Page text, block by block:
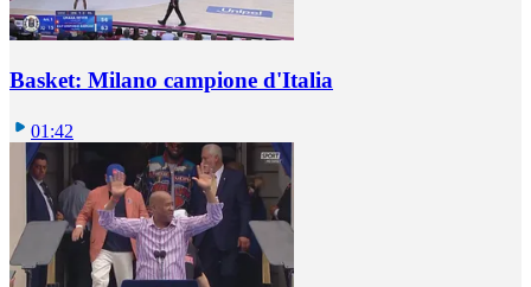
Basket: Milano campione d'Italia
01:42